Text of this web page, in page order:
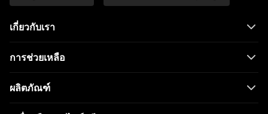
เกี่ยวกับเรา
การช่วยเหลือ
ผลิตภัณฑ์